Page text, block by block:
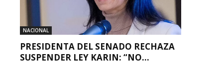
NACIONAL
PRESIDENTA DEL SENADO RECHAZA
SUSPENDER LEY KARIN: “NO...